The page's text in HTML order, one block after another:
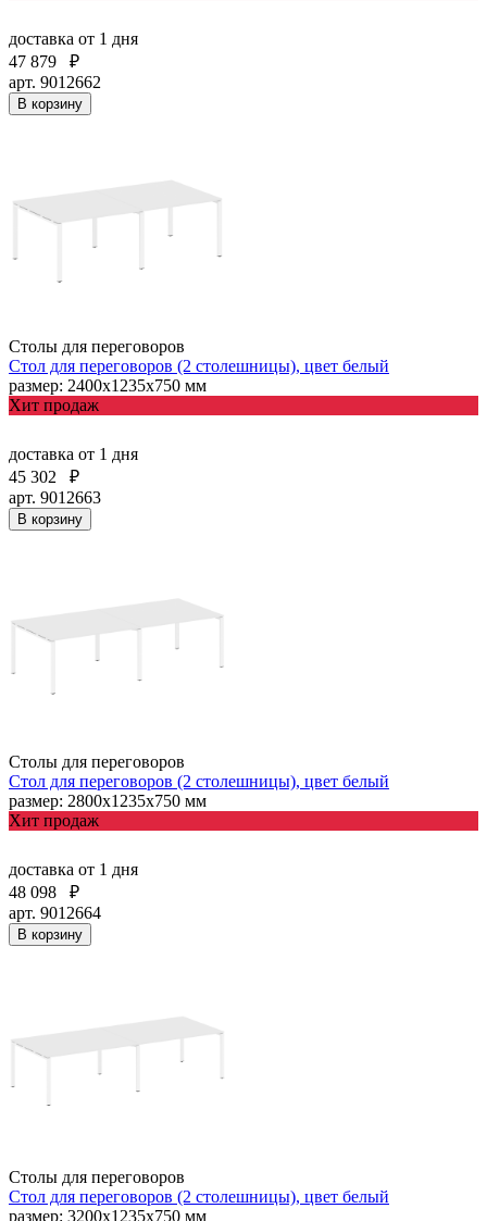
доставка от 1 дня
47 879
₽
арт. 9012662
В корзину
Столы для переговоров
Стол для переговоров (2 столешницы), цвет белый
размер: 2400х1235х750 мм
Хит продаж
доставка от 1 дня
45 302
₽
арт. 9012663
В корзину
Столы для переговоров
Стол для переговоров (2 столешницы), цвет белый
размер: 2800х1235х750 мм
Хит продаж
доставка от 1 дня
48 098
₽
арт. 9012664
В корзину
Столы для переговоров
Стол для переговоров (2 столешницы), цвет белый
размер: 3200х1235х750 мм